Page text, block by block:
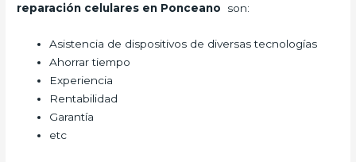
reparación celulares en Ponceano son:
Asistencia de dispositivos de diversas tecnologías
Ahorrar tiempo
Experiencia
Rentabilidad
Garantía
etc